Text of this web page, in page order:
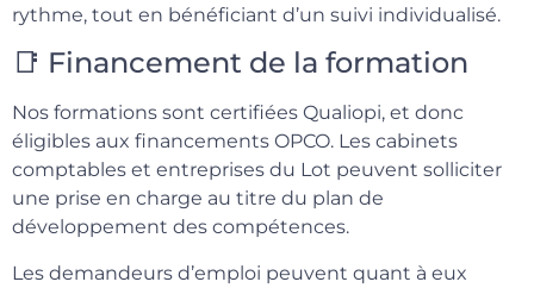
rythme, tout en bénéficiant d’un suivi individualisé.
📑 Financement de la formation
Nos formations sont certifiées Qualiopi, et donc
éligibles aux financements OPCO. Les cabinets
comptables et entreprises du Lot peuvent solliciter
une prise en charge au titre du plan de
développement des compétences.
Les demandeurs d’emploi peuvent quant à eux